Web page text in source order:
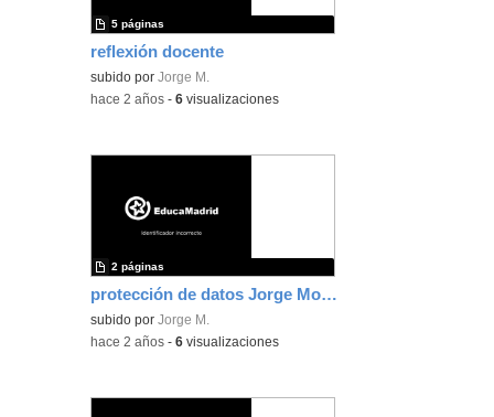
reflexión docente
subido porJorge M.
5 páginas
-hace 2 años -6 visualizaciones
protección de datos Jorge Montero
subido porJorge M.
2 páginas
-hace 2 años -6 visualizaciones